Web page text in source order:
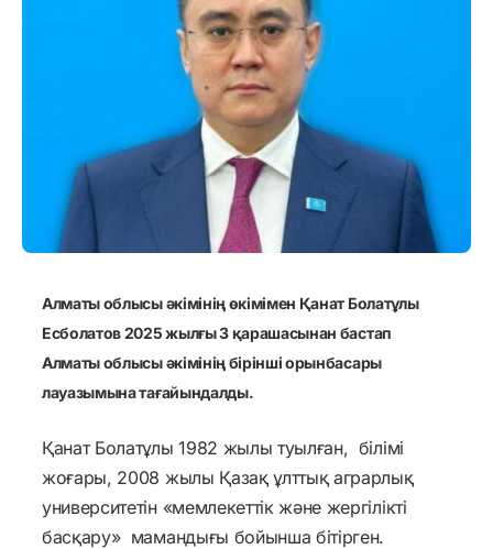
Алматы облысы әкімінің өкімімен Қанат Болатұлы
Есболатов 2025 жылғы 3 қарашасынан бастап
Алматы облысы әкімінің бірінші орынбасары
лауазымына тағайындалды.
Қанат Болатұлы 1982 жылы туылған, білімі
жоғары, 2008 жылы Қазақ ұлттық аграрлық
университетін «мемлекеттік және жергілікті
басқару» мамандығы бойынша бітірген.